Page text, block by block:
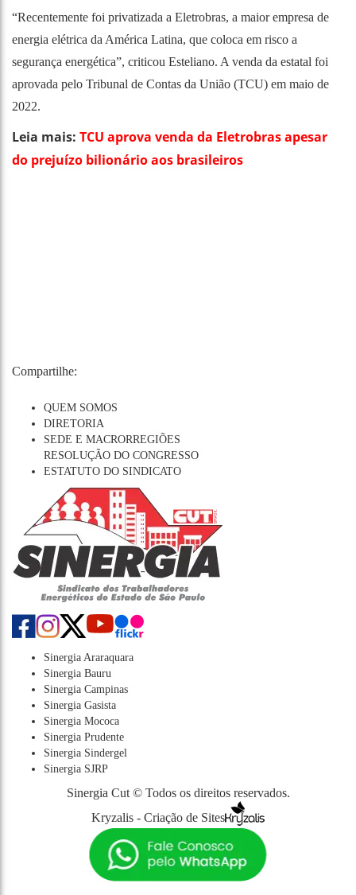
“Recentemente foi privatizada a Eletrobras, a maior empresa de
energia elétrica da América Latina, que coloca em risco a
segurança energética”, criticou Esteliano. A venda da estatal foi
aprovada pelo Tribunal de Contas da União (TCU) em maio de
2022.
Leia mais: TCU aprova venda da Eletrobras apesar
do prejuízo bilionário aos brasileiros
Compartilhe:
QUEM SOMOS
DIRETORIA
SEDE E MACRORREGIÕES
RESOLUÇÃO DO CONGRESSO
ESTATUTO DO SINDICATO
Sinergia Araraquara
Sinergia Bauru
Sinergia Campinas
Sinergia Gasista
Sinergia Mococa
Sinergia Prudente
Sinergia Sindergel
Sinergia SJRP
Sinergia Cut © Todos os direitos reservados.
Kryzalis - Criação de Sites